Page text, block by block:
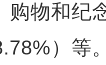
购物和纪
）等